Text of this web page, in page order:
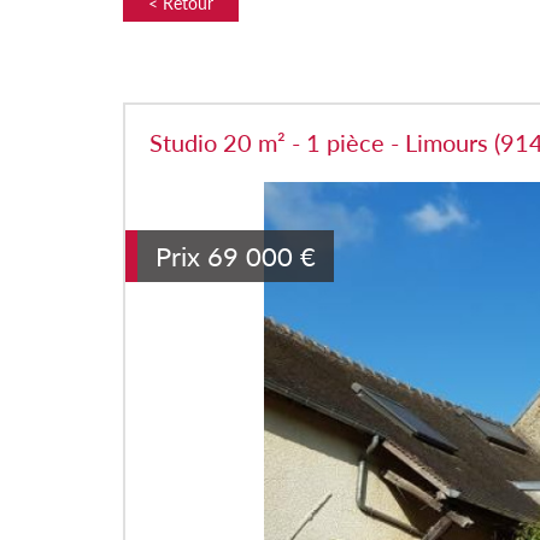
Studio 20 m² - 1 pièce - Limours
Prix 69 000 €